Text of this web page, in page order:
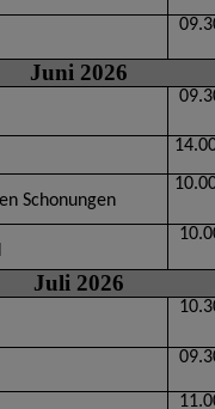
Juni 2026
Schonungen
Juli 2026